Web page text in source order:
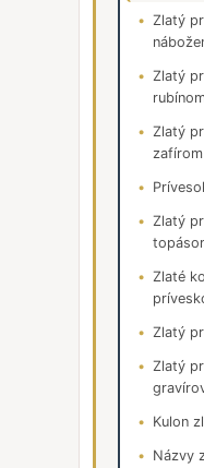
Zlatý
Zlatý
Zlatý
zafírom
Zlatý
Zlaté
Zlatý
Zlatý
Kulon
Názvy